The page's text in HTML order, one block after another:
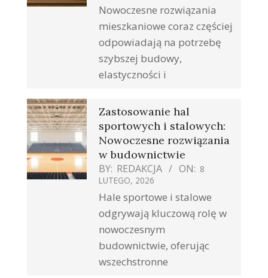
Nowoczesne rozwiązania
mieszkaniowe coraz częściej
odpowiadają na potrzebę
szybszej budowy,
elastyczności i
Zastosowanie hal
sportowych i stalowych:
Nowoczesne rozwiązania
w budownictwie
BY: REDAKCJA ON: 8
LUTEGO, 2026
Hale sportowe i stalowe
odgrywają kluczową rolę w
nowoczesnym
budownictwie, oferując
wszechstronne